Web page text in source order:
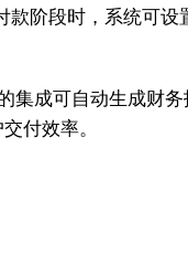
阶段时，系统可
集成可自动生成财
付效率。